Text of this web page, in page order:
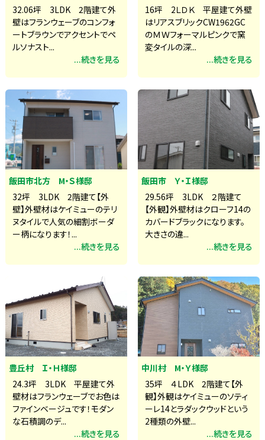
32.06坪 3LDK 2階建て外
壁はフランウェーブのコンフォ
ートブラウンでアクセントでペ
ルソナスト...
...続きを見る
16坪 2ＬＤＫ 平屋建て外壁
はリアスブリックCW1962GC
のＭＷフォーマルピンクで窯
変タイルの深...
...続きを見る
飯田市北方 M・Ｓ様邸
32坪 3LDK 2階建て【外
壁】外壁材はケイミューのテリ
ヌタイルで人気の細割ボーダ
ー柄になります！...
...続きを見る
飯田市 Ｙ・Ｉ様邸
29.56坪 3LDK ２階建て
【外観】外壁材はクローフ14の
カバードブラックになります。
大きさの違...
...続きを見る
豊丘村 Ｉ・Ｈ様邸
24.3坪 3LDK 平屋建て外
壁材はフランウェーブでお色は
ファインベージュです！モダン
な石積調のデ...
...続きを見る
中川村 M・Ｙ様邸
35坪 ４LDK 2階建て【外
観】外観はケイミューのソティ
ーレ14とラダックウッドという
2種類の外壁...
...続きを見る